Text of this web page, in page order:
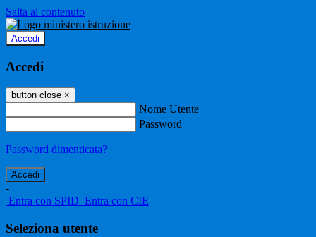
Salta al contenuto
Accedi
Accedi
button close ×
Nome Utente
Password
Password dimenticata?
-
Entra con SPID Entra con CIE
Seleziona utente